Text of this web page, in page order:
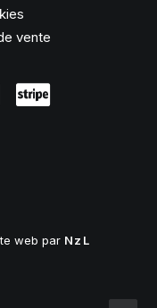
vente
web par NzL